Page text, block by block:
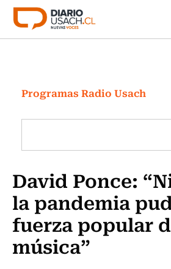
Click acá para ir directamente al
Investigación
Cultura
Programas Radio y TV Usach
Programas Radio Usach
David Ponce:
la pandemia
fuerza popular
música”